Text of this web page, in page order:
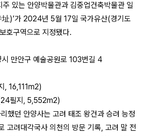
있는 안양박물관과 김중업건축박물관 일
)’가 2024년 5월 17일 국가유산(경기도
호구역으로 지정됐다.
만안구 예술공원로 103번길 4
, 16,111m2)
필지, 5,552m2)
했던 안양사는 고려 태조 왕건과 승려 능정
고려대각국사 의천의 방문 기록, 고려 말 전